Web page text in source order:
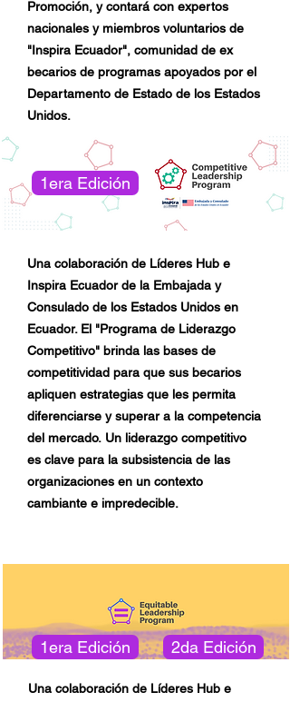
Promoción, y contará con expertos
nacionales y miembros voluntarios de
"Inspira Ecuador", comunidad de ex
becarios de programas apoyados por el
Departamento de Estado de los Estados
Unidos.
1era Edición
Una colaboración de Líderes Hub e
Inspira Ecuador de la Embajada y
Consulado de los Estados Unidos en
Ecuador. El "Programa de Liderazgo
Competitivo" brinda las bases de
competitividad para que sus becarios
apliquen estrategias que les permita
diferenciarse y superar a la competencia
del mercado. Un liderazgo competitivo
es clave para la subsistencia de las
organizaciones en un contexto
cambiante e impredecible.
1era Edición 2da Edición
Una colaboración de Líderes Hub e